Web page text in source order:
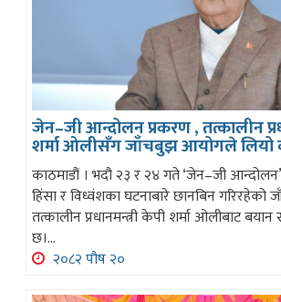
जेन–जी आन्दोलन प्रकरण , तत्कालीन
शर्मा ओलीसँग जाँचबुझ आयोगले लियो
काठमाडौं । भदौ २३ र २४ गते ‘जेन–जी
हिंसा र विध्वंशका घटनाबारे छानबिन
तत्कालीन प्रधानमन्त्री केपी शर्मा ओलीबाट
छ।...
२०८२ पौष २०